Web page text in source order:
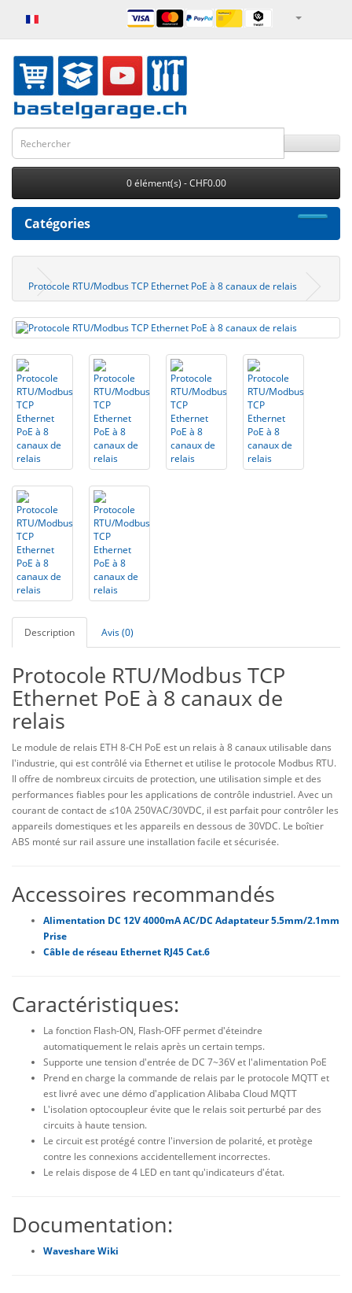
0 élément(s) - CHF0.00
Catégories
Protocole RTU/Modbus TCP Ethernet PoE à 8 canaux de relais
Description Avis (0)
Protocole RTU/Modbus TCP
Ethernet PoE à 8 canaux de
relais
Le module de relais ETH 8-CH PoE est un relais à 8 canaux utilisable dans
l'industrie, qui est contrôlé via Ethernet et utilise le protocole Modbus RTU.
Il offre de nombreux circuits de protection, une utilisation simple et des
performances fiables pour les applications de contrôle industriel. Avec un
courant de contact de ≤10A 250VAC/30VDC, il est parfait pour contrôler les
appareils domestiques et les appareils en dessous de 30VDC. Le boîtier
ABS monté sur rail assure une installation facile et sécurisée.
Accessoires recommandés
Alimentation DC 12V 4000mA AC/DC Adaptateur 5.5mm/2.1mm
Prise
Câble de réseau Ethernet RJ45 Cat.6
Caractéristiques:
La fonction Flash-ON, Flash-OFF permet d'éteindre
automatiquement le relais après un certain temps.
Supporte une tension d'entrée de DC 7~36V et l'alimentation PoE
Prend en charge la commande de relais par le protocole MQTT et
est livré avec une démo d'application Alibaba Cloud MQTT
L'isolation optocoupleur évite que le relais soit perturbé par des
circuits à haute tension.
Le circuit est protégé contre l'inversion de polarité, et protège
contre les connexions accidentellement incorrectes.
Le relais dispose de 4 LED en tant qu'indicateurs d'état.
Documentation:
Waveshare Wiki